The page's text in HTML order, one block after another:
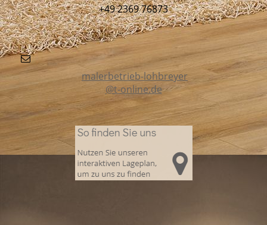
+49 2369 76873
malerbetrieb-lohbreyer
@t-online.de